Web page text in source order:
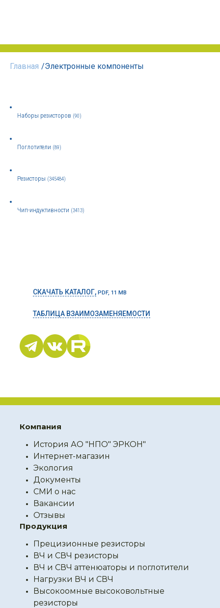
Главная /Электронные компоненты
Наборы резисторов (90)
Поглотители (89)
Резисторы (345484)
Чип-индуктивности (3413)
СКАЧАТЬ КАТАЛОГ, PDF, 11 MB
ТАБЛИЦА ВЗАИМОЗАМЕНЯЕМОСТИ
Компания
История АО "НПО" ЭРКОН"
Интернет-магазин
Экология
Документы
СМИ о нас
Вакансии
Отзывы
Продукция
Прецизионные резисторы
ВЧ и СВЧ резисторы
ВЧ и СВЧ аттенюаторы и поглотители
Нагрузки ВЧ и СВЧ
Высокоомные высоковольтные
резисторы